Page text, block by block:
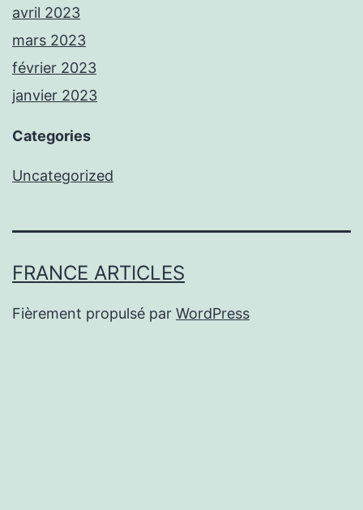
avril 2023
mars 2023
février 2023
janvier 2023
Categories
Uncategorized
FRANCE ARTICLES
Fièrement propulsé par WordPress